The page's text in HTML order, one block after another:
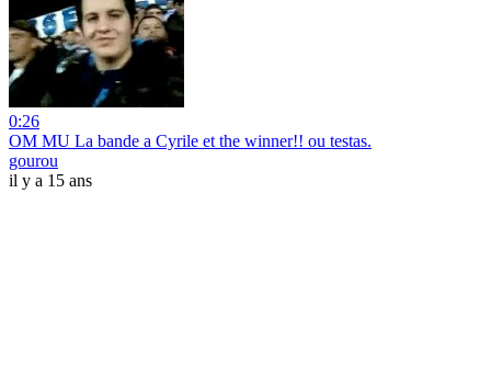
0:26
OM MU La bande a Cyrile et the winner!! ou testas.
gourou
il y a 15 ans